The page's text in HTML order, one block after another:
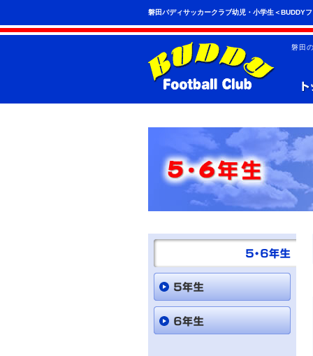
ペ
磐田バディサッカークラブ幼児・小学生＜BUDDY
磐田
ジ